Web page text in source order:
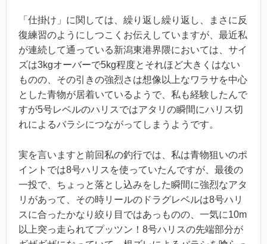
「仕掛け」に関しては、繰り返し繰り返し、まさに反
復練習のようにしつこくお伝えしていますが、最近私
が連続して通っている新潟東港界隈においては、サイ
ズは3kgオーバーで5kg程度とそれほど大きくはない
ものの、その引きの強烈さは想像以上なワラサを中心
とした青物が居着いているようで、私も経験したんで
すが5号レベルのハリスではアタリの瞬間にハリス切
れによるバラシにつながってしまうようです。
実を言いますと前回私の釣行では、私は青物狙いのポ
イントでは8号ハリスを使っていたんですが、最後の
一投で、ちょっと落とし込みをした瞬間に強烈なアタ
リがあって、その時リールのドラグレベルは8号ハリ
スに合ったかなり絞り目ではあっものの、一気に10m
以上突っ走られてプッツン！8号ハリスの先端部分が